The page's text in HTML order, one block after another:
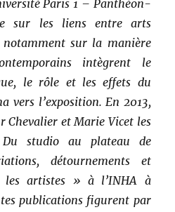
Paris 1 – Panthéon-
sur les liens entre arts
notamment sur la manière
intègrent le
le rôle et les effets du
vers l’exposition. En 2013,
Chevalier et Marie Vicet les
Du studio au plateau de
détournements et
les artistes » à l’INHA à
publications figurent par